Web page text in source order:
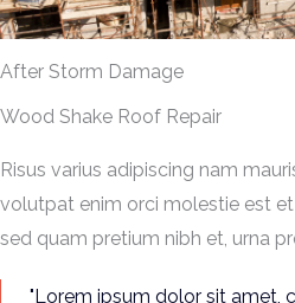
After Storm Damage
Wood Shake Roof Repair
Risus varius adipiscing nam
volutpat enim orci molestie est
sed quam pretium nibh et, urna
"Lorem ipsum dolor sit amet,